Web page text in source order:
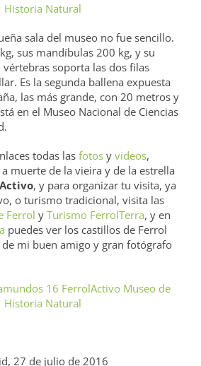
sala del museo no fue sencillo.
sus mandíbulas 200 kg, y su
soporta las dos filas
Es la segunda ballena expuesta
las más grande, con 20 metros y
en el Museo Nacional de Ciencias
todas las fotos y videos,
muerte de la vieira y de la estrella
, y para organizar tu visita, ya
o turismo tradicional, visita las
Ferrol y Turismo FerrolTerra, y en
puedes ver los castillos de Ferrol
mi buen amigo y gran fotógrafo
27 de julio de 2016